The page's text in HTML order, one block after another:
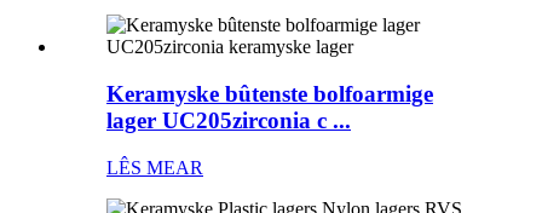
Keramyske bûtenste bolfoarmige
lager UC205zirconia c ...
LÊS MEAR